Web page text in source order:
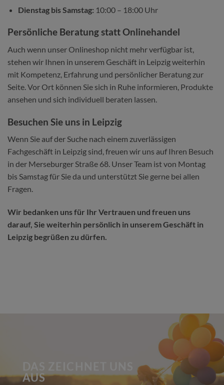
Dienstag bis Samstag: 10:00 – 18:00 Uhr
Persönliche Beratung statt Onlinehandel
Auch wenn unser Onlineshop nicht mehr verfügbar ist,
stehen wir Ihnen in unserem Geschäft in Leipzig weiterhin
mit Kompetenz, Erfahrung und persönlicher Beratung zur
Seite. Vor Ort können Sie sich in Ruhe informieren, Produkte
ansehen und sich individuell beraten lassen.
Besuchen Sie uns in Leipzig
Wenn Sie auf der Suche nach einem zuverlässigen
Fachgeschäft in Leipzig sind, freuen wir uns auf Ihren Besuch
in der Merseburger Straße 68. Unser Team ist von Montag
bis Samstag für Sie da und unterstützt Sie gerne bei allen
Fragen.
Wir bedanken uns für Ihr Vertrauen und freuen uns
darauf, Sie weiterhin persönlich in unserem Geschäft in
Leipzig begrüßen zu dürfen.
AUS